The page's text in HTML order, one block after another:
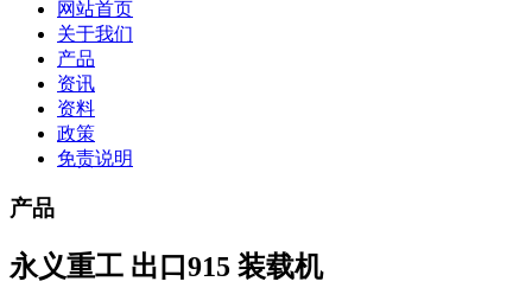
网站首页
关于我们
产品
资讯
资料
政策
免责说明
产品
永义重工 出口915 装载机